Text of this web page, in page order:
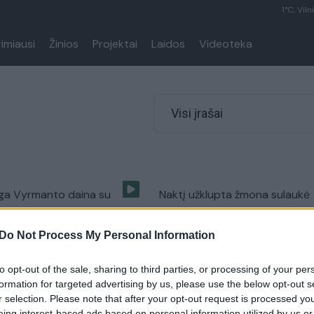
Do Not Process My Personal Information
opt-out of the sale, sharing to third parties, or processing of your
for targeted advertising by us, please use the below opt-out
selection. Please note that after your opt-out request is processed
1°C,
Žinios Projektai Laidos Videoteka
Visi įrašai
Vyrmanto daina su
grožio lietuvaite
Gyvenimo būdas
Naktį užklupta žmona sulaukė
karšto meilės prisipažinimo
Žinios | Gyvenimo būdas
virtusio miltų pirkimo
vadovė
Laimėk kelionę sau ir savo
išrinktajam!